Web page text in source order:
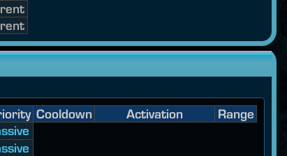
Cooldown Activation
Range